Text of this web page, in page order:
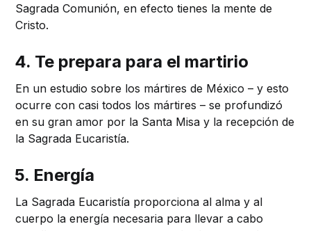
Sagrada Comunión, en efecto tienes la mente de
Cristo.
4. Te prepara para el martirio
En un estudio sobre los mártires de México – y esto
ocurre con casi todos los mártires – se profundizó
en su gran amor por la Santa Misa y la recepción de
la Sagrada Eucaristía.
5. Energía
La Sagrada Eucaristía proporciona al alma y al
cuerpo la energía necesaria para llevar a cabo